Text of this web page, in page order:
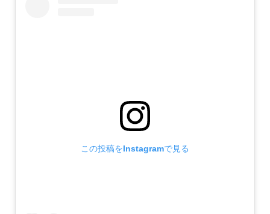
この投稿をInstagramで見る